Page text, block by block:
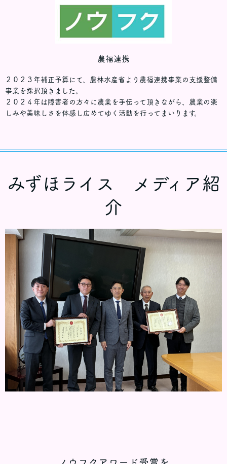
農福連携
２０２３年補正予算にて、農林水産省より農福連携事業の支援整備
事業を採択頂きました。
２０２４年は障害者の方々に農業を手伝って頂きながら、農業の楽
しみや美味しさを体感し広めてゆく活動を行ってまいります。
みずほライス メディア紹
介